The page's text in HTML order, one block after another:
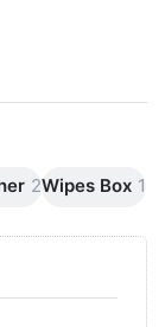
2Wipes Box 1